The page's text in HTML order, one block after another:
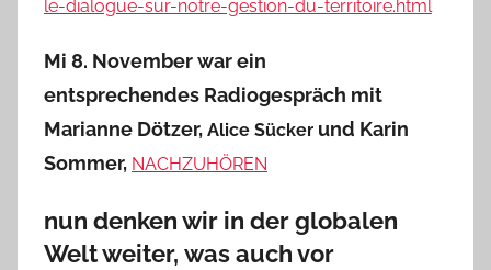
le-dialogue-sur-notre-gestion-du-territoire.html
Mi 8. November war ein
entsprechendes Radiogespräch mit
Marianne Dötzer, Alice Sücker und Karin
Sommer, NACHZUHÖREN
nun denken wir in der globalen
Welt weiter, was auch vor